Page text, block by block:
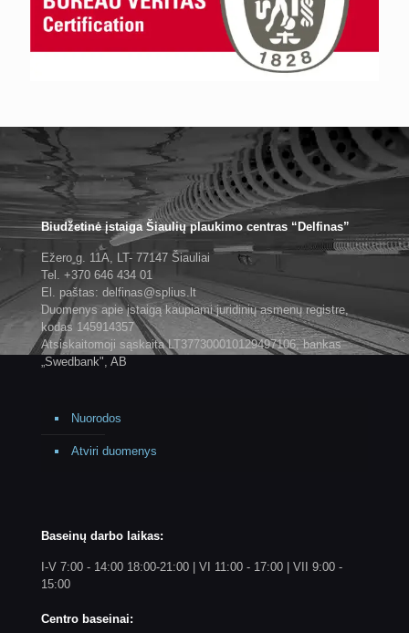
Biudžetinė įstaiga Šiaulių plaukimo centras “Delfinas”
Ežero g. 11A, LT- 77147 Šiauliai
Tel. +370 646 434 01
El. paštas: delfinas@splius.lt
Duomenys apie įstaigą kaupiami juridinių asmenų registre,
kodas 145914357
Atsiskaitomoji sąskaita LT377300010129497106, bankas
„Swedbank", AB
Nuorodos
Atviri duomenys
Baseinų darbo laikas:
I-V 7:00 - 14:00 18:00-21:00 | VI 11:00 - 17:00 | VII 9:00 -
15:00
Centro baseinai: